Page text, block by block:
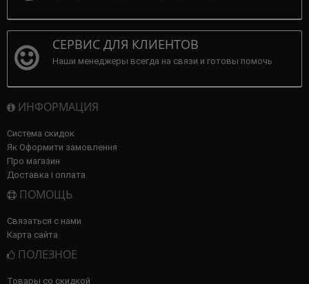
СЕРВИС ДЛЯ КЛИЕНТОВ
Наши менеджеры всегда на связи и готовы помочь
ИНФОРМАЦИЯ
Система скидок
Як Оформити замовлення
Про магазин
Доставка і оплата
ПОМОЩЬ
Связаться с нами
Карта сайта
ПОЛЕЗНОЕ
Товары со скидкой